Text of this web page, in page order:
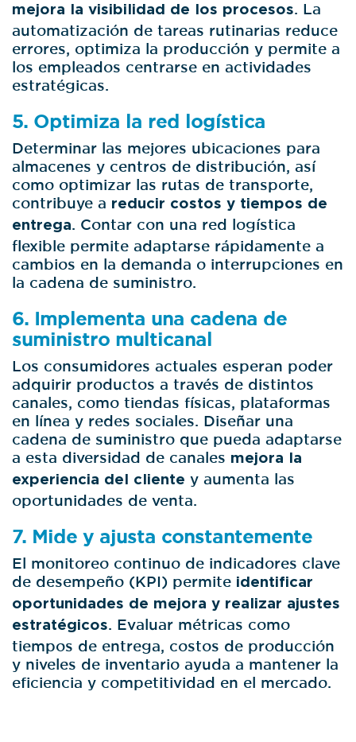
mejora la visibilidad de los procesos . La
automatización de tareas rutinarias reduce
errores, optimiza la producción y permite a
los empleados centrarse en actividades
estratégicas.
5. Optimiza la red logística
Determinar las mejores ubicaciones para
almacenes y centros de distribución, así
como optimizar las rutas de transporte,
contribuye a reducir costos y tiempos de
entrega . Contar con una red logística
flexible permite adaptarse rápidamente a
cambios en la demanda o interrupciones en
la cadena de suministro.
6. Implementa una cadena de
suministro multicanal
Los consumidores actuales esperan poder
adquirir productos a través de distintos
canales, como tiendas físicas, plataformas
en línea y redes sociales. Diseñar una
cadena de suministro que pueda adaptarse
a esta diversidad de canales mejora la
experiencia del cliente y aumenta las
oportunidades de venta.
7. Mide y ajusta constantemente
El monitoreo continuo de indicadores clave
de desempeño (KPI) permite identificar
oportunidades de mejora y realizar ajustes
estratégicos . Evaluar métricas como
tiempos de entrega, costos de producción
y niveles de inventario ayuda a mantener la
eficiencia y competitividad en el mercado.